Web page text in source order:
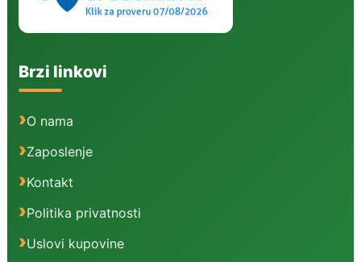
Brzi linkovi
O nama
Zaposlenje
Kontakt
Politika privatnosti
Uslovi kupovine